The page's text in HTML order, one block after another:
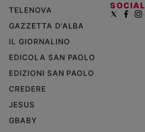
TELENOVA
GAZZETTA D'ALBA
IL GIORNALINO
EDICOLA SAN PAOLO
EDIZIONI SAN PAOLO
CREDERE
JESUS
GBABY
SOCIAL